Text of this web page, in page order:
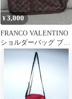
¥3,000
FRANCO VALENTINO
ショルダーバッグ ブラ
ウン